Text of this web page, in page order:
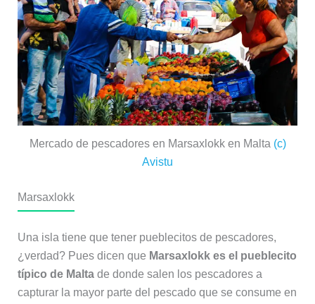
Mercado de pescadores en Marsaxlokk en Malta (c)
Avistu
Marsaxlokk
Una isla tiene que tener pueblecitos de pescadores,
¿verdad? Pues dicen que Marsaxlokk es el pueblecito
típico de Maltade donde salen los pescadores a
capturar la mayor parte del pescado que se consume en